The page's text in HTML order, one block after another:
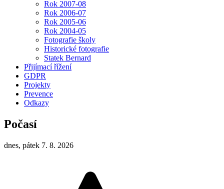
Rok 2007-08
Rok 2006-07
Rok 2005-06
Rok 2004-05
Fotografie školy
Historické fotografie
Statek Bernard
Přijímací řížení
GDPR
Projekty
Prevence
Odkazy
Počasí
dnes, pátek 7. 8. 2026